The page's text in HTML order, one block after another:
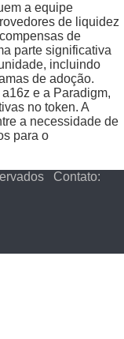
a equipe
de liquidez
de
parte significativa
incluindo
de adoção.
e a Paradigm,
no token. A
a necessidade de
para o
Contato: